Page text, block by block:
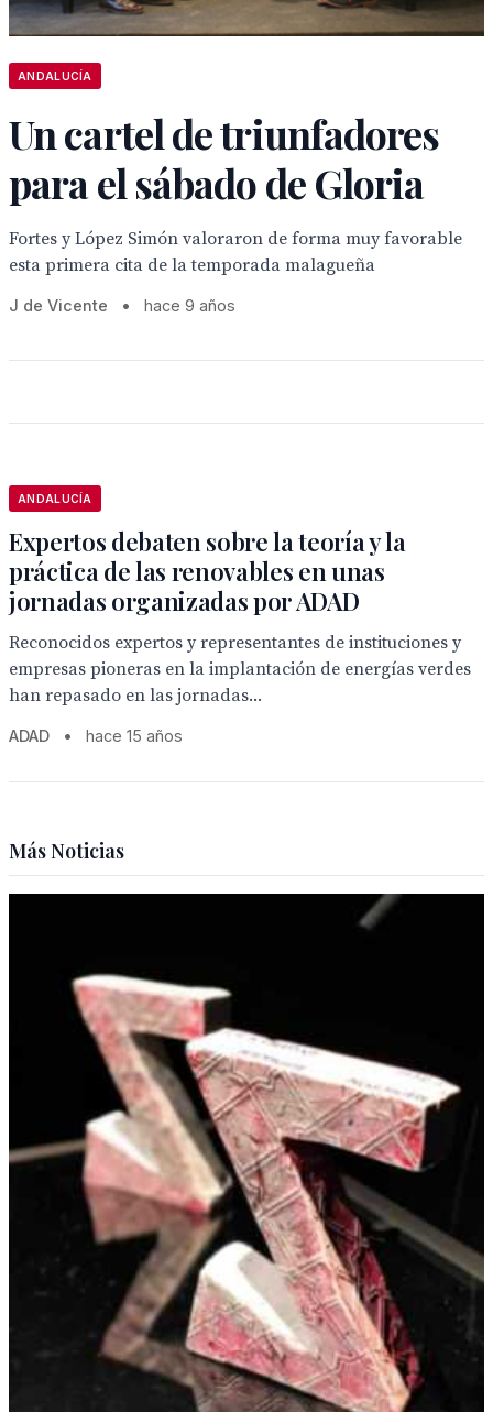
ANDALUCÍA
Un cartel de triunfadores
para el sábado de Gloria
Fortes y López Simón valoraron de forma muy favorable
esta primera cita de la temporada malagueña
J de Vicente • hace 9 años
ANDALUCÍA
Expertos debaten sobre la teoría y la
práctica de las renovables en unas
jornadas organizadas por ADAD
Reconocidos expertos y representantes de instituciones y
empresas pioneras en la implantación de energías verdes
han repasado en las jornadas...
ADAD • hace 15 años
Más Noticias